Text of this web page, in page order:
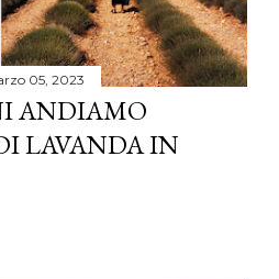
05, 2023
ANDIAMO
LAVANDA IN